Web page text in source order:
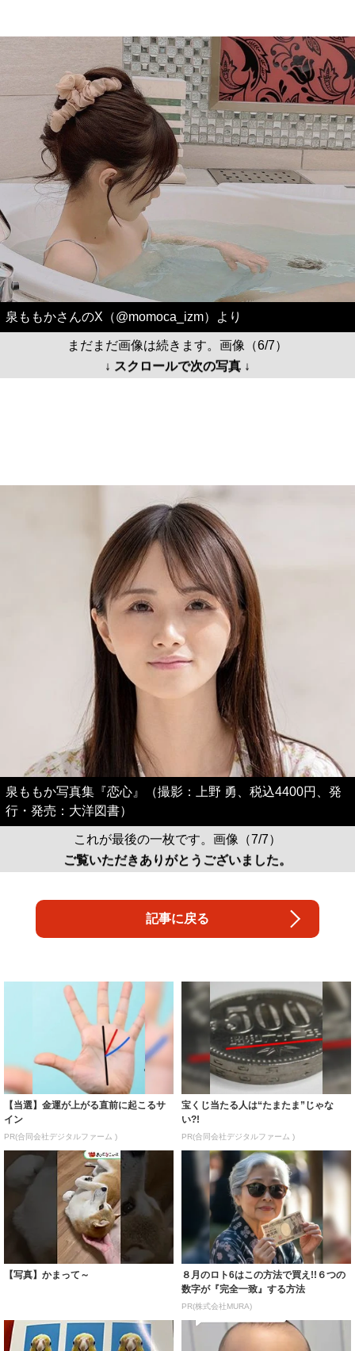
泉ももかさんのX（@momoca_izm）より
まだまだ画像は続きます。画像（6/7）
↓ スクロールで次の写真 ↓
泉ももか写真集『恋心』（撮影：上野 勇、税込4400円、発
行・発売：大洋図書）
これが最後の一枚です。画像（7/7）
ご覧いただきありがとうございました。
記事に戻る
【当選】金運が上がる直前に起こるサ
イン
PR(合同会社デジタルファーム )
宝くじ当たる人は“たまたま”じゃな
い?!
PR(合同会社デジタルファーム )
【写真】かまって～
８月のロト6はこの方法で買え!!６つの
数字が『完全一致』する方法
PR(株式会社MURA)